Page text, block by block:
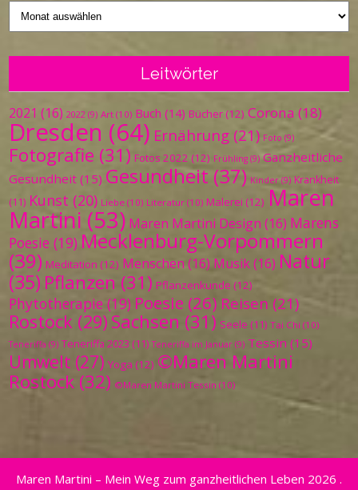
Vergangenes
Leitwörter
2021 (16) 2022 (9) Art (10) Buch (14) Bücher (12) Corona (18)
Dresden (64) Ernährung (21) Foto (9)
Fotografie (31) Fotos 2022 (12) Frühling (9) Ganzheitliche
Gesundheit (15) Gesundheit (37) Kinder (9) Krankheit
(11) Kunst (20) Liebe (10) Literatur (10) Malerei (12) Maren
Martini (53) Maren Martini Design (16) Marens
Poesie (19) Mecklenburg-Vorpommern
(39) Meditation (12) Menschen (16) Musik(16) Natur
(35) Pflanzen (31) Pflanzenkunde (12)
Phytotherapie (19) Poesie (26) Reisen (21)
Rostock (29) Sachsen (31) Seele (11) Tai Chi (10)
Teneriffa (9) Teneriffa 2023 (11) Teneriffa im Januar (9) Tessin (15)
Umwelt (27) Yoga (12) ©Maren Martini
Rostock (32) ©Maren Martini Tessin (10)
Maren Martini – Mein Weg zum ganzheitlichen Leben 2026 .